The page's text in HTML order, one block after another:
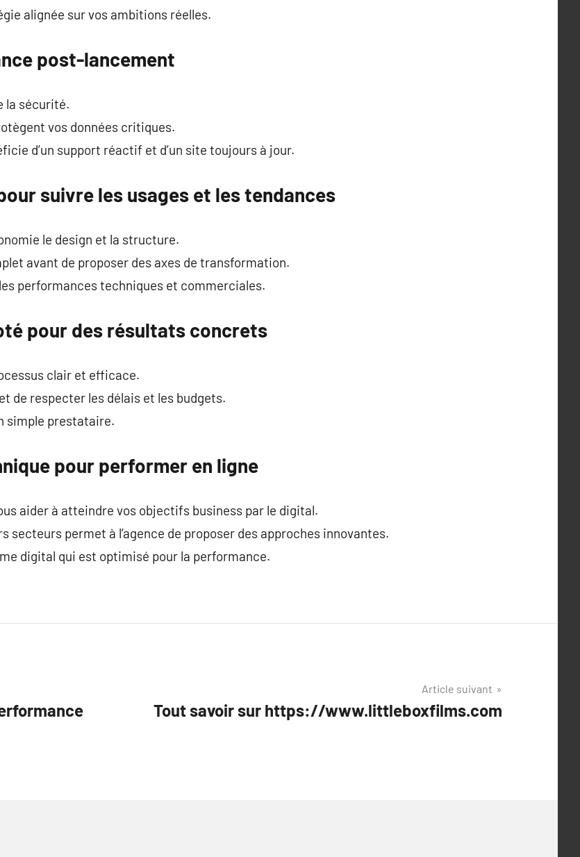
alignée sur vos ambitions réelles.
post-lancement
la sécurité.
vos données critiques.
d’un support réactif et d’un site toujours à jour.
suivre les usages et les tendances
le design et la structure.
avant de proposer des axes de transformation.
performances techniques et commerciales.
pour des résultats concrets
clair et efficace.
de respecter les délais et les budgets.
simple prestataire.
pour performer en ligne
aider à atteindre vos objectifs business par le digital.
secteurs permet à l’agence de proposer des approches innovantes.
digital qui est optimisé pour la performance.
Article suivant
Tout savoir sur https://www.littleboxfilms.com